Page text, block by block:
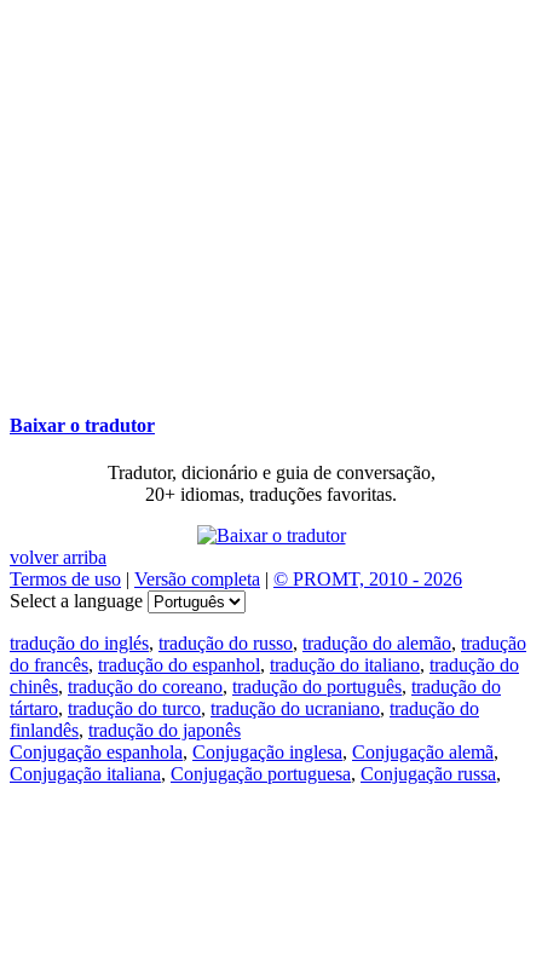
Baixar o tradutor
Tradutor, dicionário e guia de conversação,
20+ idiomas, traduções favoritas.
volver arriba
Termos de uso | Versão completa | © PROMT, 2010 - 2026
Select a language
tradução do inglés, tradução do russo, tradução do alemão, tradução
do francês, tradução do espanhol, tradução do italiano, tradução do
chinês, tradução do coreano, tradução do português, tradução do
tártaro, tradução do turco, tradução do ucraniano, tradução do
finlandês, tradução do japonês
Conjugação espanhola, Conjugação inglesa, Conjugação alemã,
Conjugação italiana, Conjugação portuguesa, Conjugação russa,